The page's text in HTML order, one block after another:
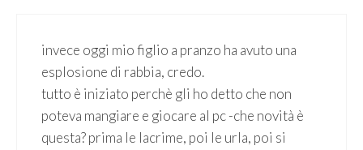
invece oggi mio figlio a pranzo ha avuto una
esplosione di rabbia, credo.
tutto è iniziato perchè gli ho detto che non
poteva mangiare e giocare al pc -che novità è
questa? prima le lacrime, poi le urla, poi si